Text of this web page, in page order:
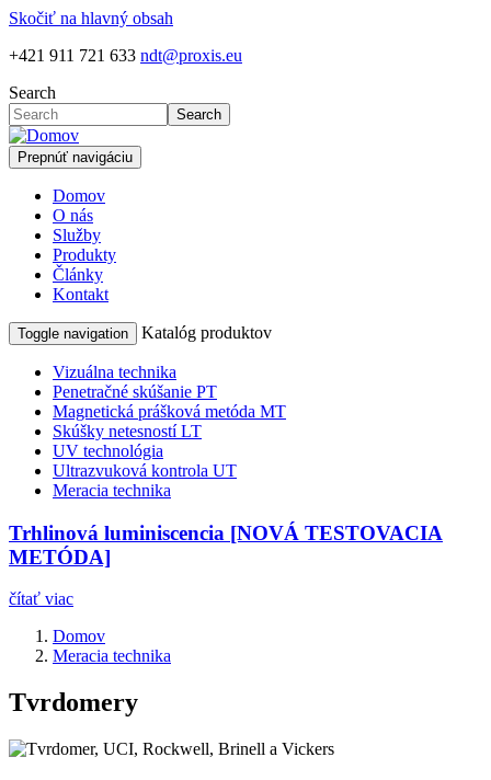
Skočiť na hlavný obsah
+421 911 721 633 ndt@proxis.eu
Search
Search
Prepnúť navigáciu
Domov
O nás
Služby
Produkty
Články
Kontakt
Toggle navigation Katalóg produktov
Vizuálna technika
Penetračné skúšanie PT
Magnetická prášková metóda MT
Skúšky netesností LT
UV technológia
Ultrazvuková kontrola UT
Meracia technika
Trhlinová luminiscencia [NOVÁ TESTOVACIA
METÓDA]
čítať viac
Domov
Meracia technika
Tvrdomery